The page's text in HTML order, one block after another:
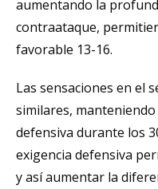
aumentando la
contraataque,
favorable 13-16.
Las sensaciones en el
similares,
defensiva durante los
exigencia defensiva
y así aumentar la